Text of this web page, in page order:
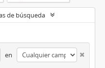
de búsqueda
en